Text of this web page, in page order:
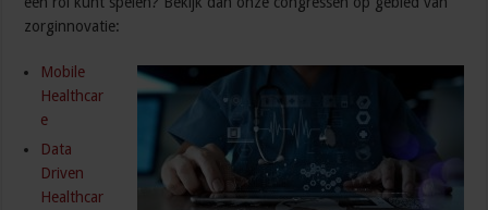
zorginnovatie:
Mobile
Healthcar
e
Data
Driven
Healthcar